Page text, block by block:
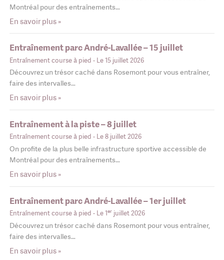
Montréal pour des entraînements…
En savoir plus »
Entraînement parc André-Lavallée – 15 juillet
Entraînement course à pied - Le 15 juillet 2026
Découvrez un trésor caché dans Rosemont pour vous entraîner,
faire des intervalles…
En savoir plus »
Entraînement à la piste – 8 juillet
Entraînement course à pied - Le 8 juillet 2026
On profite de la plus belle infrastructure sportive accessible de
Montréal pour des entraînements…
En savoir plus »
Entraînement parc André-Lavallée – 1er juillet
Entraînement course à pied - Le 1erjuillet 2026
Découvrez un trésor caché dans Rosemont pour vous entraîner,
faire des intervalles…
En savoir plus »